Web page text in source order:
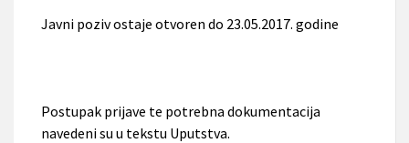
Javni poziv ostaje otvoren do 23.05.2017. godine
Postupak prijave te potrebna dokumentacija
navedeni su u tekstu Uputstva.